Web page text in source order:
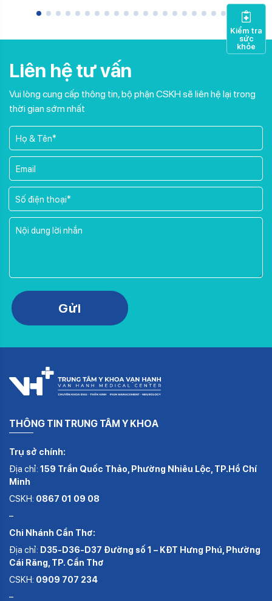
THÔNG TIN TRUNG TÂM Y KHOA
Trụ sở chính:
Địa chỉ: 159 Trần Quốc Thảo, Phường Nhiêu Lộc, TP.Hồ Chí
Minh
CSKH: 0867 01 09 08
–
Chi Nhánh Cần Thơ:
Địa chỉ: D35-D36-D37 Đường số 1 – KĐT Hưng Phú, Phường
Cái Răng, TP. Cần Thơ
CSKH: 0909 707 234
–
Liên hệ tư vấn
Vui lòng cung cấp thông tin, bộ phận CSKH sẽ liên hệ lại trong
thời gian sớm nhất
Please leave this field empty.
Gửi
Kiểm tra
sức
khỏe